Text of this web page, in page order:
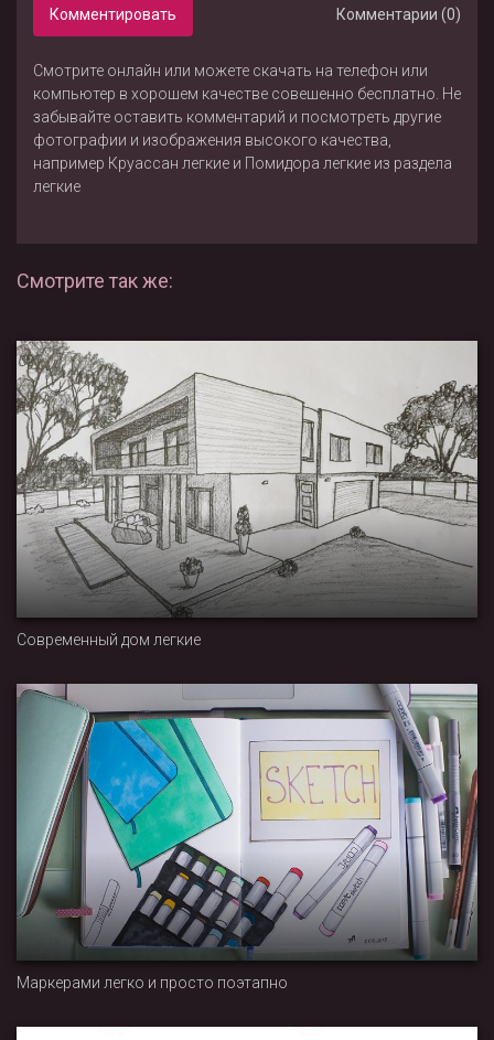
Комментировать Комментарии (0)
Смотрите онлайн или можете скачать на телефон или
компьютер в хорошем качестве совешенно бесплатно. Не
забывайте оставить комментарий и посмотреть другие
фотографии и изображения высокого качества,
например Круассан легкие и Помидора легкие из раздела
легкие
Смотрите так же:
Современный дом легкие
Маркерами легко и просто поэтапно